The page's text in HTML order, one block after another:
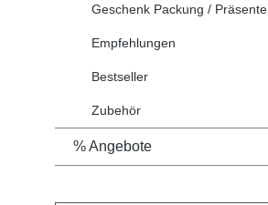
Geschenk Packung / Präsente
Empfehlungen
Bestseller
Zubehör
% Angebote